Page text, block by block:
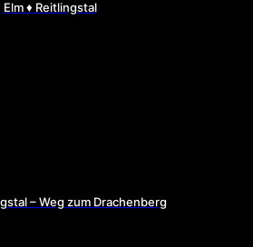
Elm ♦ Reitlingstal
– Weg zum Drachenberg